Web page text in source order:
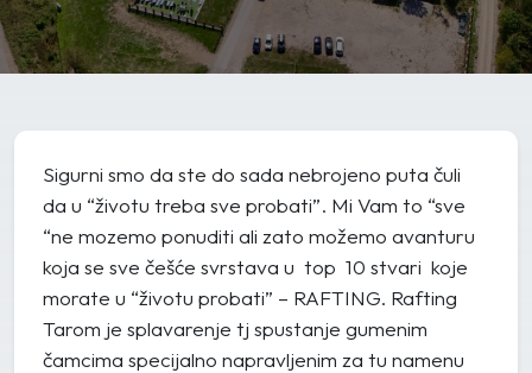
Sigurni smo da ste do sada nebrojeno puta čuli
da u “životu treba sve probati”. Mi Vam to “sve
“ne mozemo ponuditi ali zato možemo avanturu
koja se sve češće svrstava u top 10 stvari koje
morate u “životu probati” – RAFTING. Rafting
Tarom je splavarenje tj spustanje gumenim
čamcima specijalno napravljenim za tu namenu